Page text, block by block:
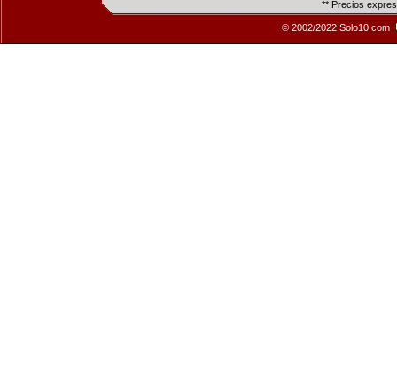
** Precios
© 2002/2022 Solo10.com